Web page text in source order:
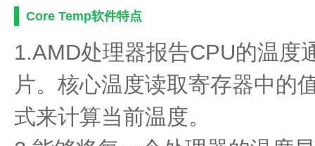
Core Temp软件特点
1.AMD处理器报告CPU的温度
片。核心温度读取寄存器中的
式来计算当前温度。